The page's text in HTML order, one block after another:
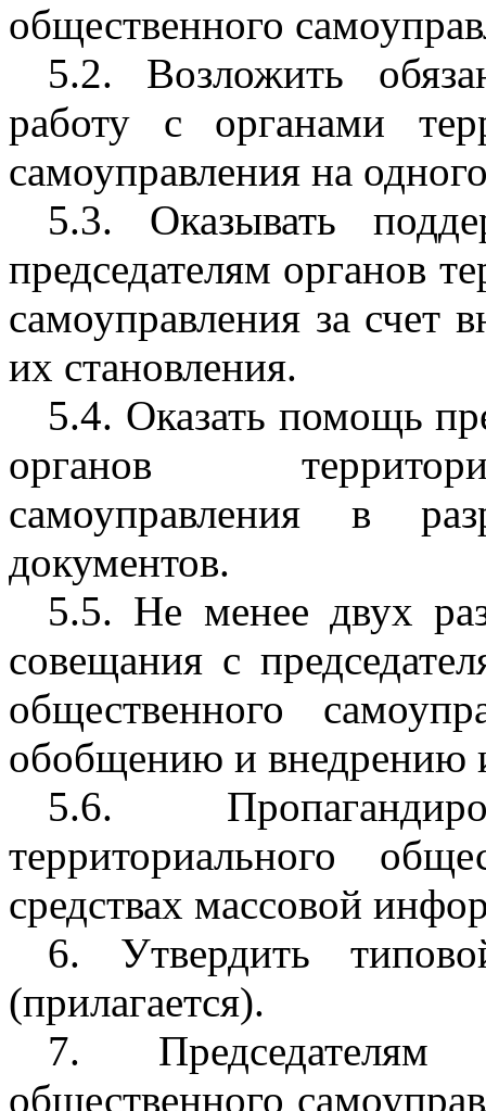
общественного
5.2. Возложить
работу с органами
самоуправления на
5.3. Оказывать
председателям органов
самоуправления за счет
их становления.
5.4. Оказать помощь
органов
самоуправления в
документов.
5.5. Не менее двух
совещания с
общественного
обобщению и внедрению
5.6.
территориального
средствах массовой
6. Утвердить
(прилагается).
7. Председателям
общественного